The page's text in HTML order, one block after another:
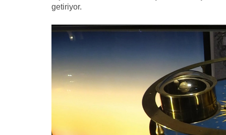
getiriyor.